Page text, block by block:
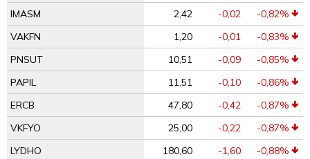
IMASM
2,42 -0,02
-0,82%
VAKFN
1,20 -0,01
-0,83%
PNSUT
10,51 -0,09
-0,85%
PAPIL
11,51 -0,10
-0,86%
ERCB
47,80 -0,42
-0,87%
VKFYO
25,00 -0,22
-0,87%
LYDHO
180,60 -1,60 -0,88%